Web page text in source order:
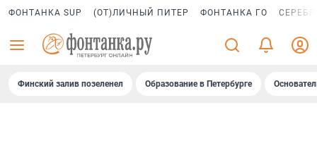
ФОНТАНКА SUP (ОТ)ЛИЧНЫЙ ПИТЕР ФОНТАНКА ГО
Финский залив позеленел Образование в Петербурге